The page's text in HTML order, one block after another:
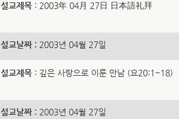
설교제목: 2003年 04月 27日 日本語礼拜
설교날짜 : 2003년 04월 27일
설교제목: 깊은 사랑으로 이룬 만남 (요20:1~18)
설교날짜 : 2003년 04월 27일